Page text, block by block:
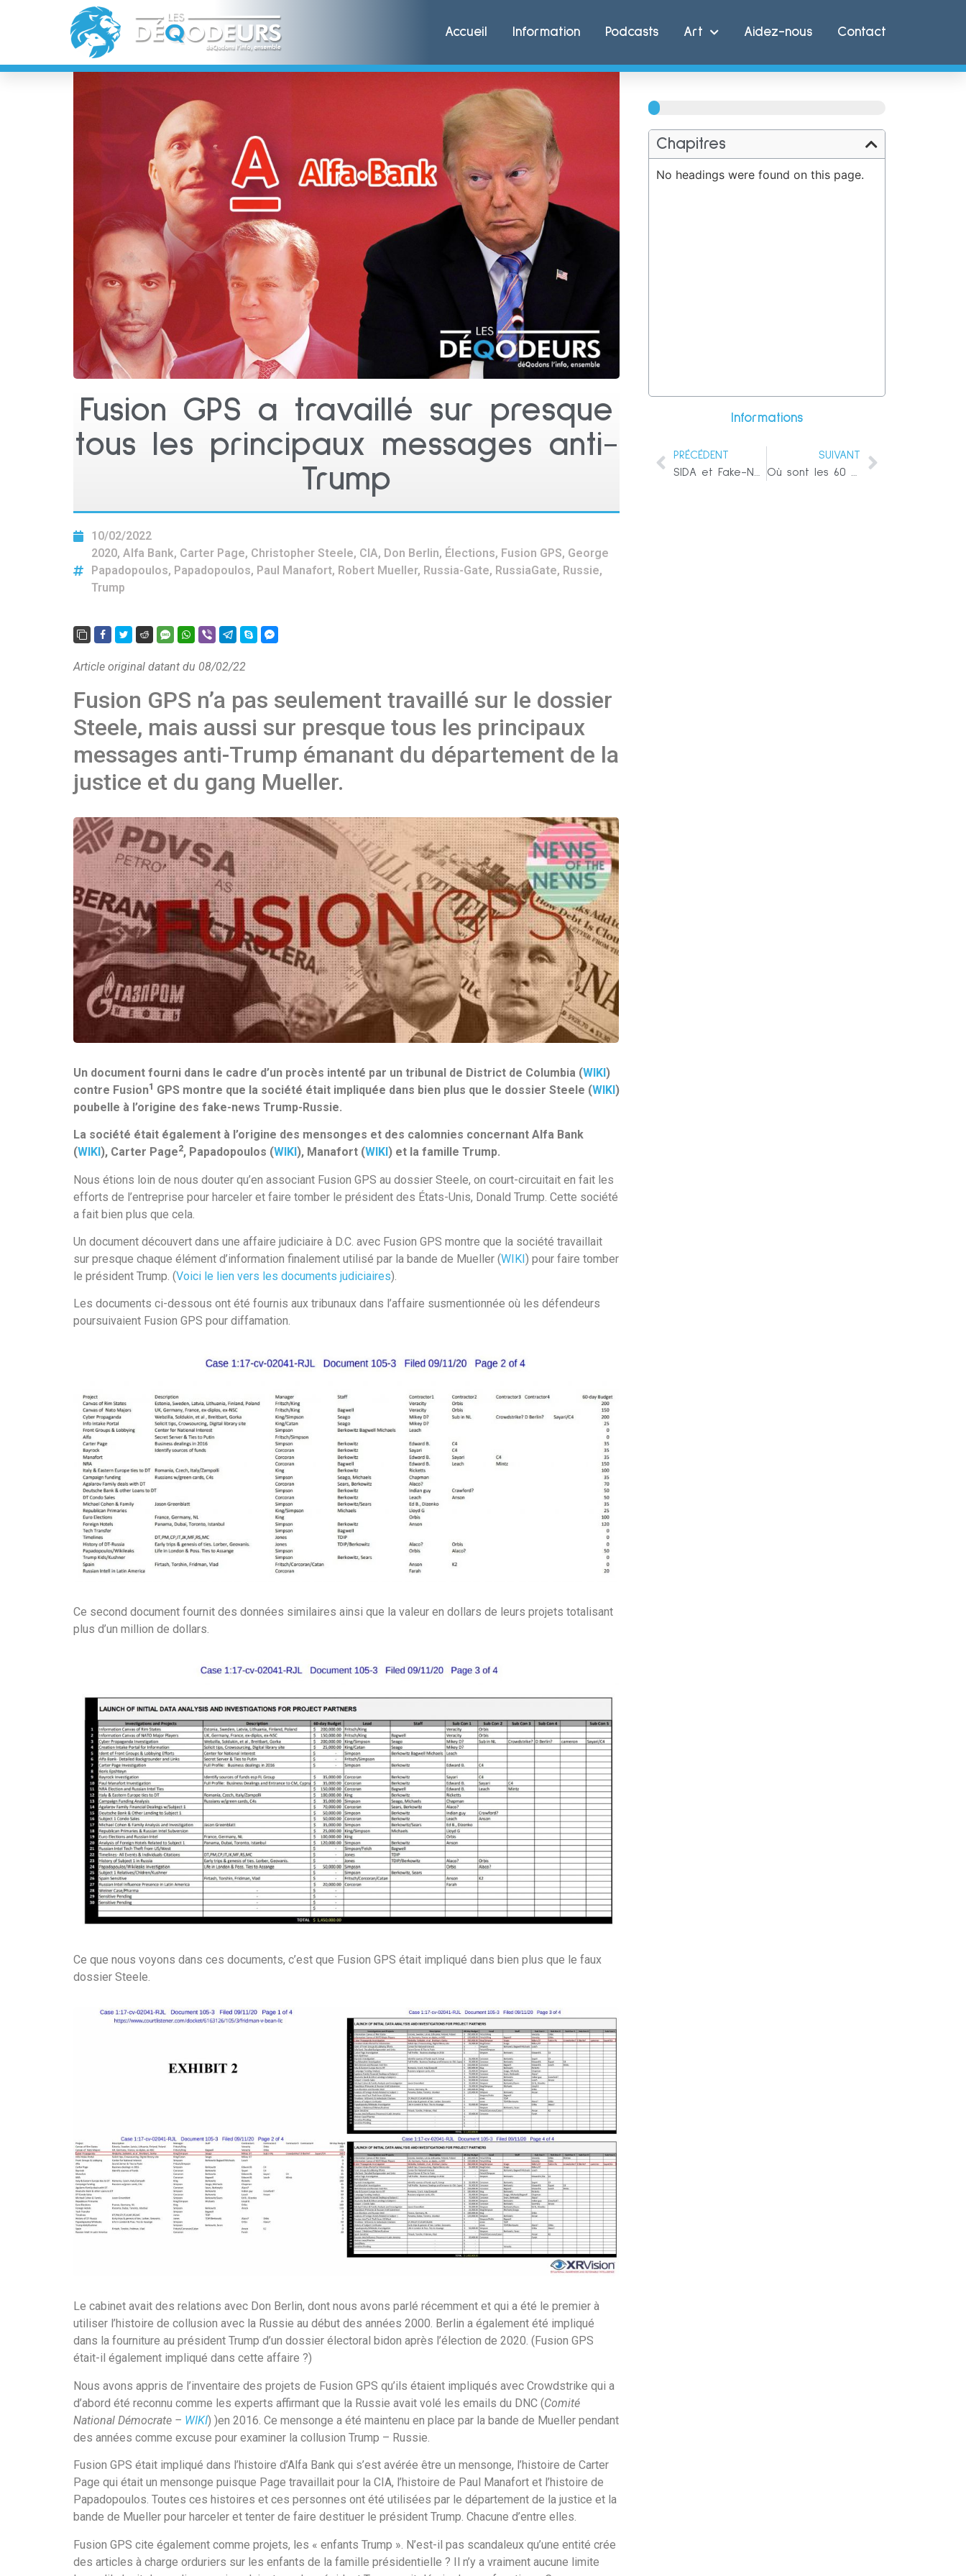
Accueil Information Podcasts Art Aidez-nous Contact
Fusion GPS a travaillé sur presque
tous les principaux messages anti-
Trump
10/02/2022
2020, Alfa Bank, Carter Page, Christopher Steele, CIA, Don Berlin, Élections, Fusion GPS, George
Papadopoulos, Papadopoulos, Paul Manafort, Robert Mueller, Russia-Gate, RussiaGate, Russie,
Trump
Article original datant du 08/02/22
Fusion GPS n’a pas seulement travaillé sur le dossier
Steele, mais aussi sur presque tous les principaux
messages anti-Trump émanant du département de la
justice et du gang Mueller.
Un document fourni dans le cadre d’un procès intenté par un tribunal de District de Columbia (WIKI)
contre Fusion1 GPS montre que la société était impliquée dans bien plus que le dossier Steele (WIKI)
poubelle à l’origine des fake-news Trump-Russie.
La société était également à l’origine des mensonges et des calomnies concernant Alfa Bank
(WIKI ), Carter Page2, Papadopoulos (WIKI ), Manafort (WIKI ) et la famille Trump.
Nous étions loin de nous douter qu’en associant Fusion GPS au dossier Steele, on court-circuitait en fait les
efforts de l’entreprise pour harceler et faire tomber le président des États-Unis, Donald Trump. Cette société
a fait bien plus que cela.
Un document découvert dans une affaire judiciaire à D.C. avec Fusion GPS montre que la société travaillait
sur presque chaque élément d’information finalement utilisé par la bande de Mueller (WIKI) pour faire tomber
le président Trump. (Voici le lien vers les documents judiciaires).
Les documents ci-dessous ont été fournis aux tribunaux dans l’affaire susmentionnée où les défendeurs
poursuivaient Fusion GPS pour diffamation.
Ce second document fournit des données similaires ainsi que la valeur en dollars de leurs projets totalisant
plus d’un million de dollars.
Ce que nous voyons dans ces documents, c’est que Fusion GPS était impliqué dans bien plus que le faux
dossier Steele.
Le cabinet avait des relations avec Don Berlin, dont nous avons parlé récemment et qui a été le premier à
utiliser l’histoire de collusion avec la Russie au début des années 2000. Berlin a également été impliqué
dans la fourniture au président Trump d’un dossier électoral bidon après l’élection de 2020. (Fusion GPS
était-il également impliqué dans cette affaire ?)
Nous avons appris de l’inventaire des projets de Fusion GPS qu’ils étaient impliqués avec Crowdstrike qui a
d’abord été reconnu comme les experts affirmant que la Russie avait volé les emails du DNC (Comité
National Démocrate – WIKI) )en 2016. Ce mensonge a été maintenu en place par la bande de Mueller pendant
des années comme excuse pour examiner la collusion Trump – Russie.
Fusion GPS était impliqué dans l’histoire d’Alfa Bank qui s’est avérée être un mensonge, l’histoire de Carter
Page qui était un mensonge puisque Page travaillait pour la CIA, l’histoire de Paul Manafort et l’histoire de
Papadopoulos. Toutes ces histoires et ces personnes ont été utilisées par le département de la justice et la
bande de Mueller pour harceler et tenter de faire destituer le président Trump. Chacune d’entre elles.
Fusion GPS cite également comme projets, les « enfants Trump ». N’est-il pas scandaleux qu’une entité crée
des articles à charge orduriers sur les enfants de la famille présidentielle ? Il n’y a vraiment aucune limite
100%
Chapitres
No headings were found on this page.
Informations
PRÉCÉDENT
SUIVANT